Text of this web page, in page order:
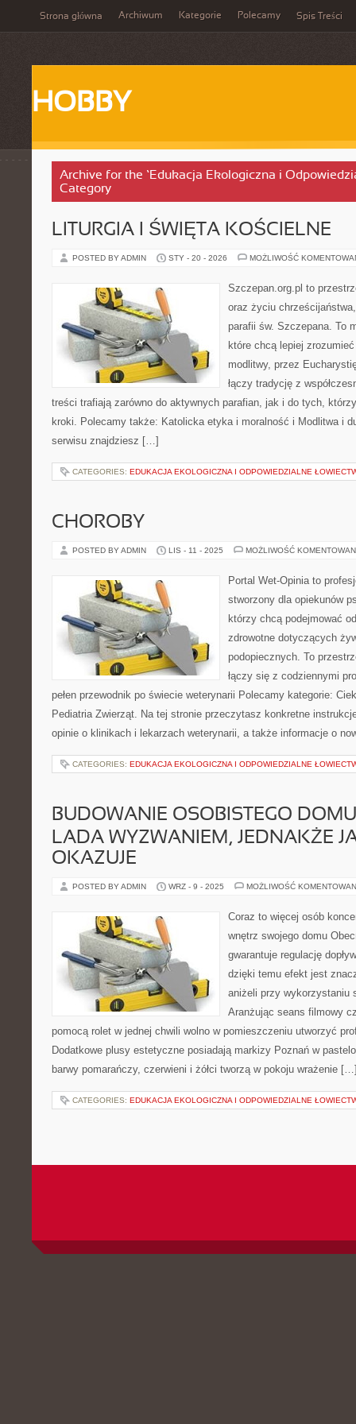
Strona główna Archiwum Kategorie Polecamy Spis Treści
HOBBY
Archive for the ‘Edukacja Ekologiczna i
Category
LITURGIA I ŚWIĘTA KOŚCIELNE
POSTED BY ADMIN STY - 20 - 2026 MOŻLIWOŚĆ
Szczepan.org.pl to
oraz życiu
parafii św. Szczepana. To
które chcą lepiej
modlitwy, przez
łączy tradycję z
treści trafiają zarówno do aktywnych parafian, jak i do tych,
kroki. Polecamy także: Katolicka etyka i moralność i Modlitwa i
serwisu znajdziesz […]
CATEGORIES: EDUKACJA EKOLOGICZNA I ODPOWIEDZIALNE
CHOROBY
POSTED BY ADMIN LIS - 11 - 2025 MOŻLIWOŚĆ
Portal Wet-Opinia to
stworzony dla opiekunów
którzy chcą podejmować
zdrowotne dotyczących
podopiecznych. To
łączy się z codziennymi
pełen przewodnik po świecie weterynarii Polecamy kategorie:
Pediatria Zwierząt. Na tej stronie przeczytasz konkretne
opinie o klinikach i lekarzach weterynarii, a także informacje o
CATEGORIES: EDUKACJA EKOLOGICZNA I ODPOWIEDZIALNE
BUDOWANIE OSOBISTEGO
LADA WYZWANIEM, JEDNAKŻE
OKAZUJE
POSTED BY ADMIN WRZ - 9 - 2025 MOŻLIWOŚĆ
Coraz to więcej osób
wnętrz swojego domu
gwarantuje regulację
dzięki temu efekt jest
aniżeli przy wykorzystaniu
Aranżując seans filmowy
pomocą rolet w jednej chwili wolno w pomieszczeniu utworzyć
Dodatkowe plusy estetyczne posiadają markizy Poznań w
barwy pomarańczy, czerwieni i żółci tworzą w pokoju wrażenie
CATEGORIES: EDUKACJA EKOLOGICZNA I ODPOWIEDZIALNE